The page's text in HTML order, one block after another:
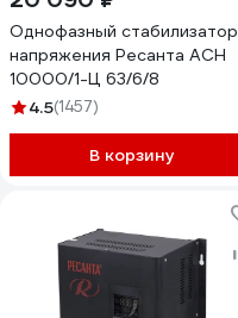
Однофазный стабилизатор
напряжения Ресанта АСН
10000/1-Ц 63/6/8
4.5(1457)
В корзину